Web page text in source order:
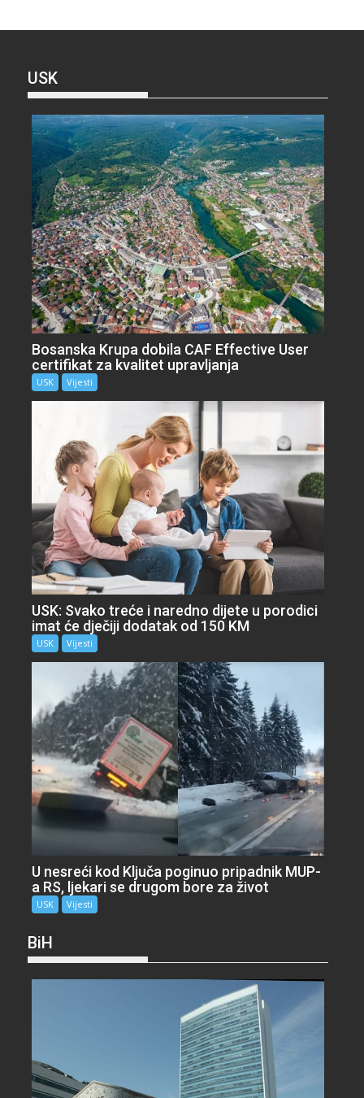
USK
Bosanska Krupa dobila CAF Effective User
certifikat za kvalitet upravljanja
USK Vijesti
USK: Svako treće i naredno dijete u porodici
imat će dječiji dodatak od 150 KM
USK Vijesti
U nesreći kod Ključa poginuo pripadnik MUP-
a RS, ljekari se drugom bore za život
USK Vijesti
BiH